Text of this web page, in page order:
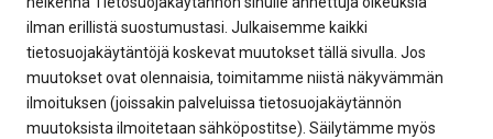
ilman erillistä suostumustasi. Julkaisemme kaikki
tietosuojakäytäntöjä koskevat muutokset tällä sivulla. Jos
muutokset ovat olennaisia, toimitamme niistä näkyvämmän
ilmoituksen (joissakin palveluissa tietosuojakäytännön
muutoksista ilmoitetaan sähköpostitse). Säilytämme myös